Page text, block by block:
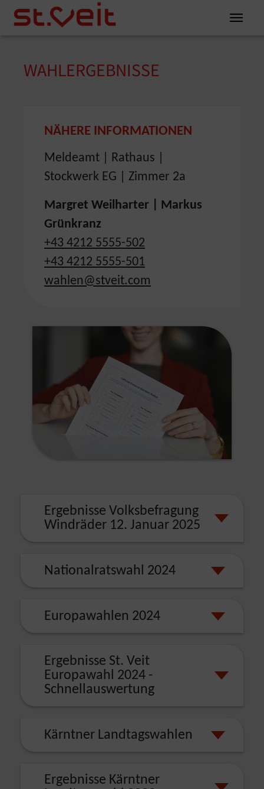
Zum Inhalt springen
Zum Seitenende springen
You are here:
WAHLERGEBNISSE
NÄHERE INFORMATIONEN
Meldeamt | Rathaus |
Stockwerk EG | Zimmer 2a
Margret Weilharter | Markus
Grünkranz
+43 4212 5555-502
+43 4212 5555-501
wahlen@stveit.com
Ergebnisse Volksbefragung
Windräder 12. Januar 2025
Nationalratswahl 2024
Europawahlen 2024
Ergebnisse St. Veit
Europawahl 2024 -
Schnellauswertung
Kärntner Landtagswahlen
Ergebnisse Kärntner